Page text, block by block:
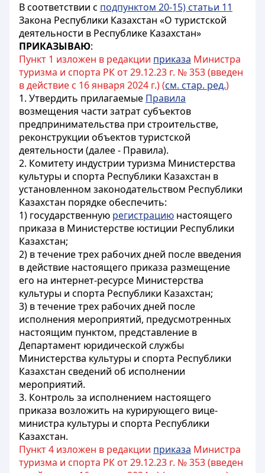
В соответствии с подпунктом 20-15) статьи 11
Закона Республики Казахстан «О туристской
деятельности в Республике Казахстан»
ПРИКАЗЫВАЮ:
Пункт 1 изложен в редакции приказа Министра
туризма и спорта РК от 29.12.23 г. № 353 (введен
в действие с 16 января 2024 г.) (см. стар. ред.)
1. Утвердить прилагаемые Правила
возмещения части затрат субъектов
предпринимательства при строительстве,
реконструкции объектов туристской
деятельности (далее - Правила).
2. Комитету индустрии туризма Министерства
культуры и спорта Республики Казахстан в
установленном законодательством Республики
Казахстан порядке обеспечить:
1) государственную регистрацию настоящего
приказа в Министерстве юстиции Республики
Казахстан;
2) в течение трех рабочих дней после введения
в действие настоящего приказа размещение
его на интернет-ресурсе Министерства
культуры и спорта Республики Казахстан;
3) в течение трех рабочих дней после
исполнения мероприятий, предусмотренных
настоящим пунктом, представление в
Департамент юридической службы
Министерства культуры и спорта Республики
Казахстан сведений об исполнении
мероприятий.
3. Контроль за исполнением настоящего
приказа возложить на курирующего вице-
министра культуры и спорта Республики
Казахстан.
Пункт 4 изложен в редакции приказа Министра
туризма и спорта РК от 29.12.23 г. № 353 (введен